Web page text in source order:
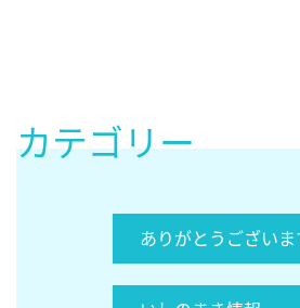
カテゴリー
ありがとうございま